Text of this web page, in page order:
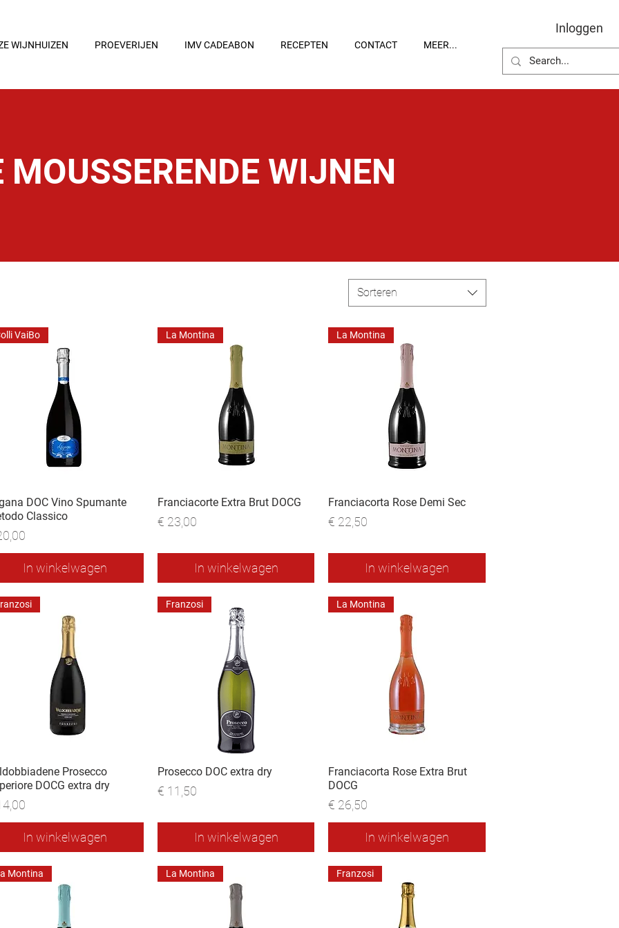
WIJNHUIZEN PROEVERIJEN IMV CADEABON RECEPTEN CONTACT MEER...
Inloggen
MOUSSERENDE WIJNEN
Sorteren
VaiBo
DOC Vino Spumante
Classico
In winkelwagen
La Montina
Franciacorte Extra Brut DOCG
Prijs
€ 23,00
In winkelwagen
La Montina
Franciacorta Rose Demi Sec
Prijs
€ 22,50
In winkelwagen
Prosecco
DOCG extra dry
In winkelwagen
Franzosi
Prosecco DOC extra dry
Prijs
€ 11,50
In winkelwagen
La Montina
Franciacorta Rose Extra Brut
DOCG
Prijs
€ 26,50
In winkelwagen
Montina La Montina Franzosi